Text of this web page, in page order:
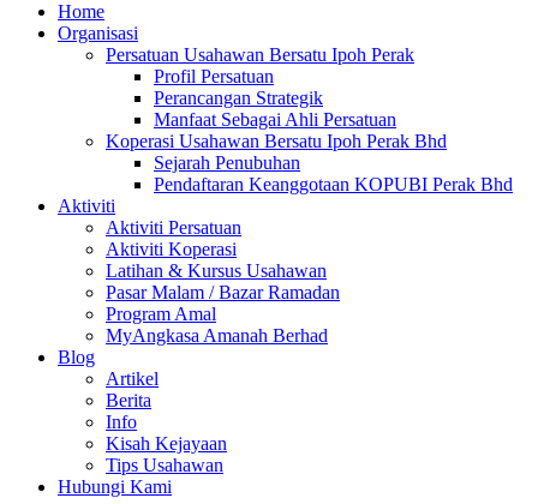
Home
Organisasi
Persatuan Usahawan Bersatu Ipoh Perak
Profil Persatuan
Perancangan Strategik
Manfaat Sebagai Ahli Persatuan
Koperasi Usahawan Bersatu Ipoh Perak Bhd
Sejarah Penubuhan
Pendaftaran Keanggotaan KOPUBI Perak Bhd
Aktiviti
Aktiviti Persatuan
Aktiviti Koperasi
Latihan & Kursus Usahawan
Pasar Malam / Bazar Ramadan
Program Amal
MyAngkasa Amanah Berhad
Blog
Artikel
Berita
Info
Kisah Kejayaan
Tips Usahawan
Hubungi Kami